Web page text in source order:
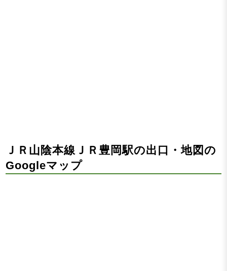
ＪＲ山陰本線ＪＲ豊岡駅の出口・地図の
Googleマップ